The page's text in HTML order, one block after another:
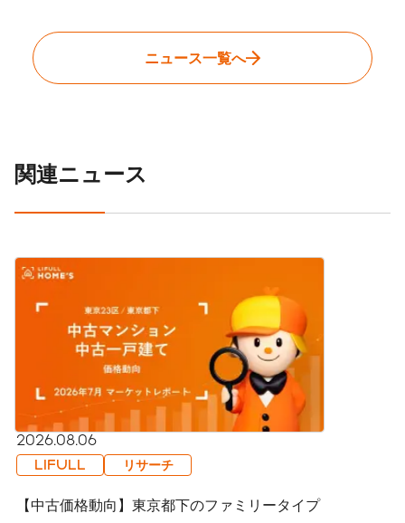
ニュース一覧へ
関連ニュース
2026.08.06
LIFULL リサーチ
【中古価格動向】東京都下のファミリータイプ